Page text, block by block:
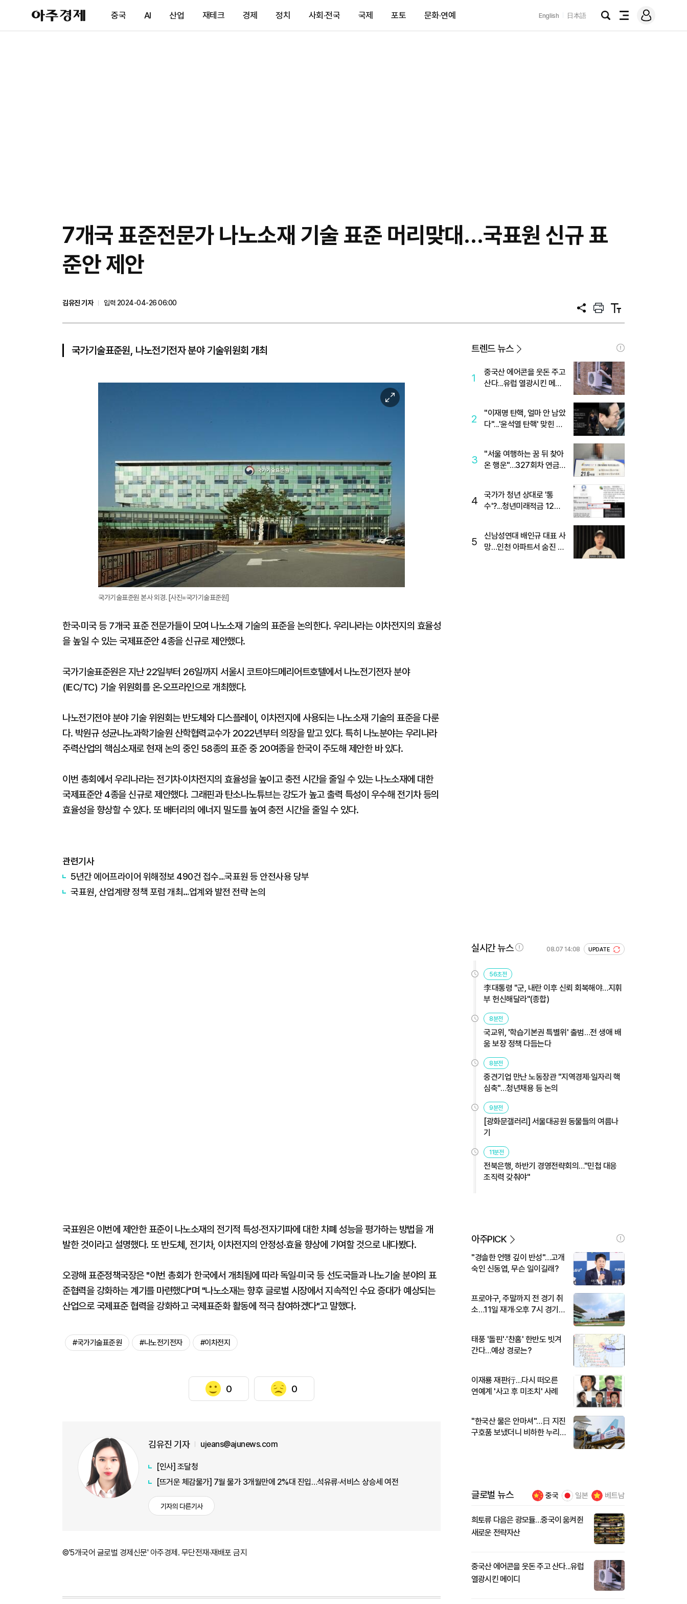
아
주
제
중국 AI 산업 재테크 경제 정치 사회·전국 국제 포토 문화·연예 English 日本語
검
전
메
그
7개국 표준전문가 나노소재 기술 표준 머리맞대…국표원 신규 표
준안 제안
김유진 기자
입력 2024-04-26 06:00
공
프
트
텍
트
국가기술표준원, 나노전기전자 분야 기술위원회 개최
이
미
국가기술표준원 본사 외경. [사진=국가기술표준원]
한국·미국 등 7개국 표준 전문가들이 모여 나노소재 기술의 표준을 논의한다. 우리나라는 이차전지의 효율성
을 높일 수 있는 국제표준안 4종을 신규로 제안했다.
국가기술표준원은 지난 22일부터 26일까지 서울시 코트야드메리어트호텔에서 나노전기전자 분야
(IEC/TC) 기술 위원회를 온·오프라인으로 개최했다.
나노전기전야 분야 기술 위원회는 반도체와 디스플레이, 이차전지에 사용되는 나노소재 기술의 표준을 다룬
다. 박원규 성균나노과학기술원 산학협력교수가 2022년부터 의장을 맡고 있다. 특히 나노분야는 우리나라
주력산업의 핵심소재로 현재 논의 중인 58종의 표준 중 20여종을 한국이 주도해 제안한 바 있다.
이번 총회에서 우리나라는 전기차·이차전지의 효율성을 높이고 충전 시간을 줄일 수 있는 나노소재에 대한
국제표준안 4종을 신규로 제안했다. 그래핀과 탄소나노튜브는 강도가 높고 출력 특성이 우수해 전기차 등의
효율성을 향상할 수 있다. 또 배터리의 에너지 밀도를 높여 충전 시간을 줄일 수 있다.
관련기사
5년간 에어프라이어 위해정보 490건 접수…국표원 등 안전사용 당부
국표원, 산업계량 정책 포럼 개최…업계와 발전 전략 논의
국표원은 이번에 제안한 표준이 나노소재의 전기적 특성·전자기파에 대한 차폐 성능을 평가하는 방법을 개
발한 것이라고 설명했다. 또 반도체, 전기차, 이차전지의 안정성·효율 향상에 기여할 것으로 내다봤다.
오광해 표준정책국장은 "이번 총회가 한국에서 개최됨에 따라 독일·미국 등 선도국들과 나노기술 분야의 표
준협력을 강화하는 계기를 마련했다"며 "나노소재는 향후 글로벌 시장에서 지속적인 수요 증대가 예상되는
산업으로 국제표준 협력을 강화하고 국제표준화 활동에 적극 참여하겠다"고 말했다.
#국가기술표준원 #나노전기전자 #이차전지
0 0
김유진 기자 ujeans@ajunews.com
[인사] 조달청
[뜨거운 체감물가] 7월 물가 3개월만에 2%대 진입…석유류·서비스 상승세 여전
기자의 다른기사
©'5개국어 글로벌 경제신문' 아주경제. 무단전재·재배포 금지
트렌드 뉴스
1
중국산 에어콘을 웃돈 주고
산다...유럽 열광시킨 메이
2
"이재명 탄핵, 얼마 안 남았
다"...'윤석열 탄핵' 맞힌 무
3
"서울 여행하는 꿈 뒤 찾아
온 행운"…327회차 연금
4
국가가 청년 상대로 '통
수'?...청년미래적금 12%
5
신남성연대 배인규 대표 사
망…인천 아파트서 숨진 채
실시간 뉴스 08.07 14:08 UPDATE
56초전
李대통령 "군, 내란 이후 신뢰 회복해야…지휘
부 헌신해달라"(종합)
8분전
국교위, '학습기본권 특별위' 출범…전 생애 배
움 보장 정책 다듬는다
8분전
중견기업 만난 노동장관 "지역경제·일자리 핵
심축"…청년채용 등 논의
9분전
[광화문갤러리] 서울대공원 동물들의 여름나
기
11분전
전북은행, 하반기 경영전략회의…"민첩 대응
조직력 갖춰야"
아주PICK
"경솔한 언행 깊이 반성"…고개
숙인 신동엽, 무슨 일이길래?
프로야구, 주말까지 전 경기 취
소…11일 재개·오후 7시 경기
태풍 '돌핀'·'찬홈' 한반도 빗겨
간다…예상 경로는?
이재룡 재판行…다시 떠오른
연예계 '사고 후 미조치' 사례
"한국산 물은 안마셔"…日 지진
구호품 보냈더니 비하한 누리
글로벌 뉴스 중국 일본 베트남
희토류 다음은 광모듈…중국이 움켜쥔
새로운 전략자산
중국산 에어콘을 웃돈 주고 산다...유럽
열광시킨 메이디